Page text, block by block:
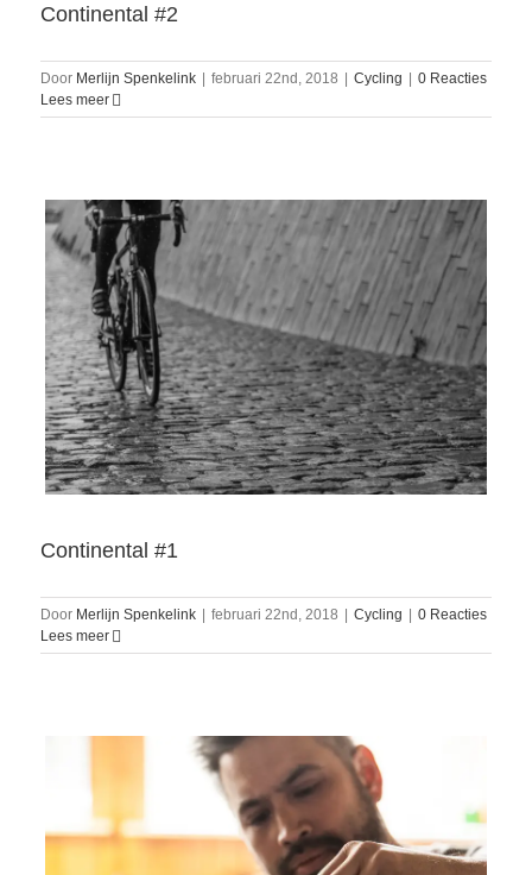
Continental #2
Door Merlijn Spenkelink februari 22nd, 2018 Cycling
0 Reacties
Lees meer
Continental #1
Door Merlijn Spenkelink februari 22nd, 2018 Cycling
0 Reacties
Lees meer